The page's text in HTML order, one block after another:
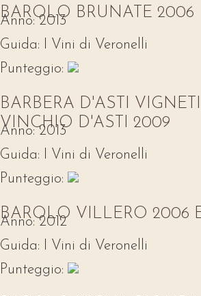
BAROLO BRUNATE 2006
Anno: 2013
Guida:
I Vini di Veronelli
Punteggio:
BARBERA D'ASTI
VINCHIO D'ASTI 2009
Anno: 2013
Guida:
I Vini di Veronelli
Punteggio:
BAROLO VILLERO 2006
Anno: 2012
Guida:
I Vini di Veronelli
Punteggio: